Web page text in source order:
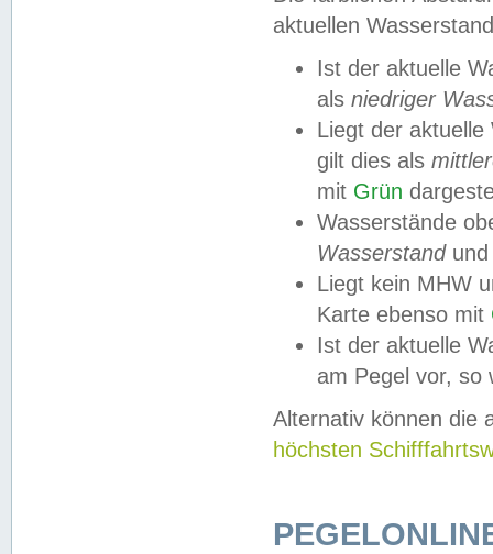
aktuellen
Ist der aktuelle
als niedriger
Liegt der
gilt dies als
mit Grün
Wasserstände
Wasserstandund
Liegt kein MHW
Karte ebenso mit
Ist der aktuelle
am Pegel vor,
Alternativ können die
höchsten